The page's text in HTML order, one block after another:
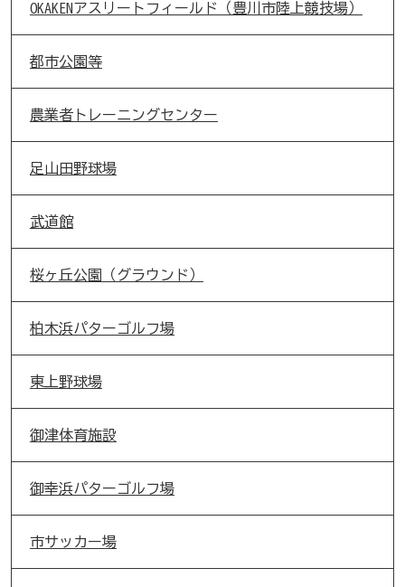
OKAKENアスリートフィールド（豊川市陸上競技場）
都市公園等
農業者トレーニングセンター
足山田野球場
武道館
桜ヶ丘公園（グラウンド）
柏木浜パターゴルフ場
東上野球場
御津体育施設
御幸浜パターゴルフ場
市サッカー場